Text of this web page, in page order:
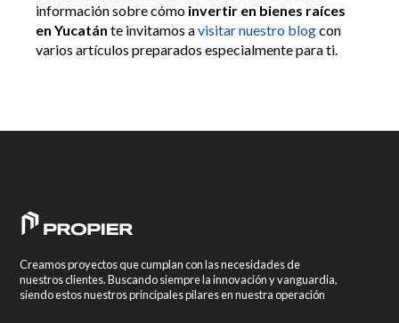
información sobre cómo invertir en bienes raíces
en Yucatán te invitamos avisitar nuestro blogcon
varios artículos preparados especialmente para ti.
Creamos proyectos que cumplan con las necesidades de
nuestros clientes. Buscando siempre la innovación y vanguardia,
siendo estos nuestros principales pilares en nuestra operación